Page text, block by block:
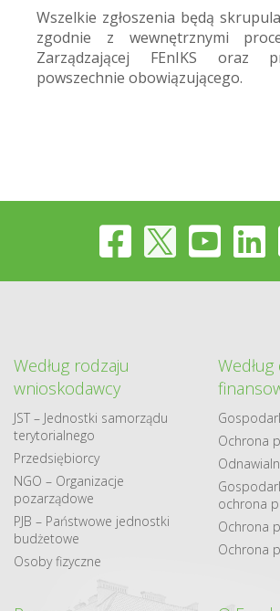
Wszelkie zgłoszenia będą
zgodnie z wewnętrznymi
Zarządzającej FEnIKS oraz
powszechnie obowiązującego.
Według rodzaju
wnioskodawcy
JST – Jednostki samorządu
terytorialnego
Przedsiębiorcy
NGO – Organizacje
pozarządowe
PJB – Państwowe jednostki
budżetowe
Osoby fizyczne
Ochrona
ochrona
Ochrona
Ochrona